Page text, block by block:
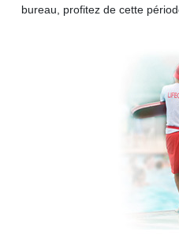
bureau, profitez de cette